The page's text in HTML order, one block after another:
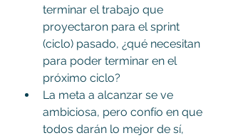
terminar el trabajo que
proyectaron para el sprint
(ciclo) pasado, ¿qué necesitan
para poder terminar en el
próximo ciclo?
La meta a alcanzar se ve
ambiciosa, pero confío en que
todos darán lo mejor de sí,